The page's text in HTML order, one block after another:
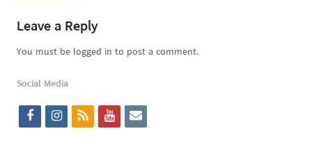
Leave a Reply
You must be logged in to post a comment.
Social Media
f
i
r
y
e